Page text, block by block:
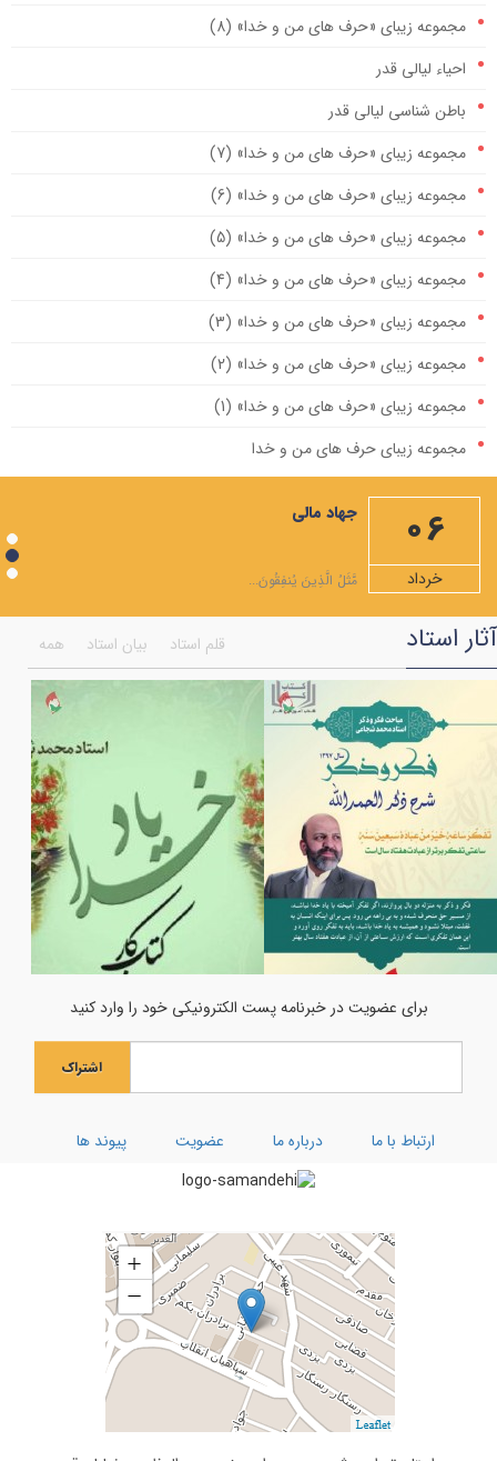
مجموعه زیبای «حرف های من و خدا» (8)
احیاء لیالی قدر
باطن شناسی لیالی قدر
مجموعه زیبای «حرف های من و خدا» (7)
مجموعه زیبای «حرف های من و خدا» (6)
مجموعه زیبای «حرف های من و خدا» (5)
مجموعه زیبای «حرف های من و خدا» (4)
مجموعه زیبای «حرف های من و خدا» (3)
مجموعه زیبای «حرف های من و خدا» (2)
مجموعه زیبای «حرف های من و خدا» (1)
مجموعه زیبای حرف های من و خدا
مهمترین صله ارحام، ایجاد رابطه با امام زمان علیه السلام است
ویژه نامه ماه مبارک رمضان
شرح دعاهای روزهای ماه رمضان+صوت
شرح صلوات مخصوص ماه رمضان
همایش اختتامیه جشنواره انسان تمام
ویژه نامه ماه شعبان المعظم
به مناسبت شهادت امام موسی کاظم علیه السلام
فضایل مولی علی علیه السلام به روایت قرآن
بر کرانه ی امام جود و سخا امام جواد (علیه السلام)
اعمال هر ماه نو و نماز اول ماه
ویژه نامه ماه رجب
اولین فراخوان هنری انسان تمام
جشن میلاد حضرت مادر سلام‌الله‌علیها
جشن بزرگ ولادت بانوی آب و آیینه
جهاد مالی
مَّثَلُ الَّذِينَ يُنفِقُونَ...
06
خرداد
همه بیان استاد قلم استاد آثار استاد
برای عضویت در خبرنامه پست الکترونیکی خود را وارد کنید
اشتراک
ارتباط با ما درباره ما عضویت پیوند ها